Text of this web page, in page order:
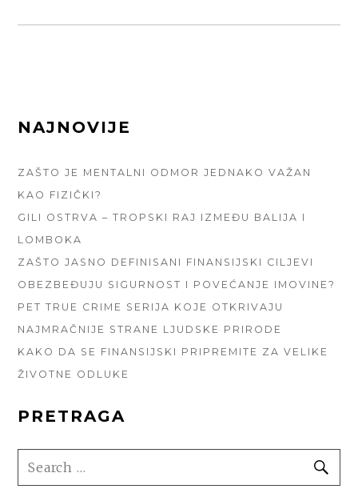
FOOTER
NAJNOVIJE
ZAŠTO JE MENTALNI ODMOR JEDNAKO VAŽAN
KAO FIZIČKI?
GILI OSTRVA – TROPSKI RAJ IZMEĐU BALIJA I
LOMBOKA
ZAŠTO JASNO DEFINISANI FINANSIJSKI CILJEVI
OBEZBEĐUJU SIGURNOST I POVEĆANJE IMOVINE?
PET TRUE CRIME SERIJA KOJE OTKRIVAJU
NAJMRAČNIJE STRANE LJUDSKE PRIRODE
KAKO DA SE FINANSIJSKI PRIPREMITE ZA VELIKE
ŽIVOTNE ODLUKE
PRETRAGA
SEARCH
FOR: